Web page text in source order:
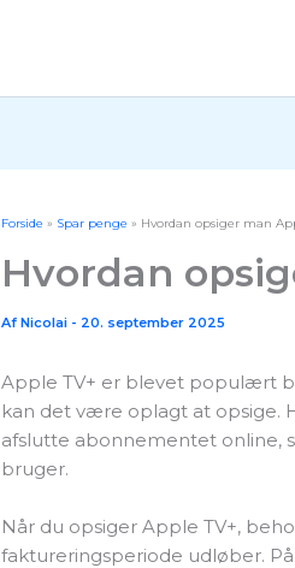
Forside Spar penge Hvordan opsiger man
Hvordan
Af Nicolai - 20. september 2025
Apple TV+ er blevet populært
kan det være oplagt at opsige.
afslutte abonnementet online,
bruger.
Når du opsiger Apple TV+,
faktureringsperiode udløber.